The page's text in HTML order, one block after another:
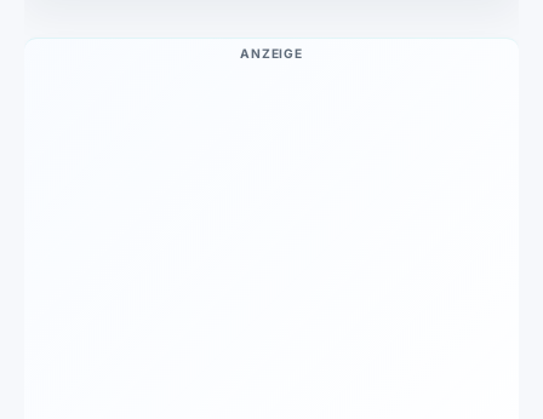
ANZEIGE